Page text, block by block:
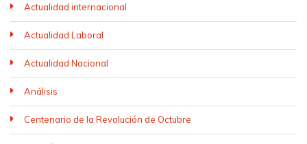
Actualidad internacional
Actualidad Laboral
Actualidad Nacional
Análisis
Centenario de la Revolución de Octubre